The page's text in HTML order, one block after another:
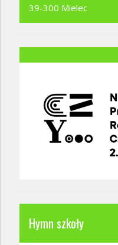
39-300 Mielec
Hymn szkoły